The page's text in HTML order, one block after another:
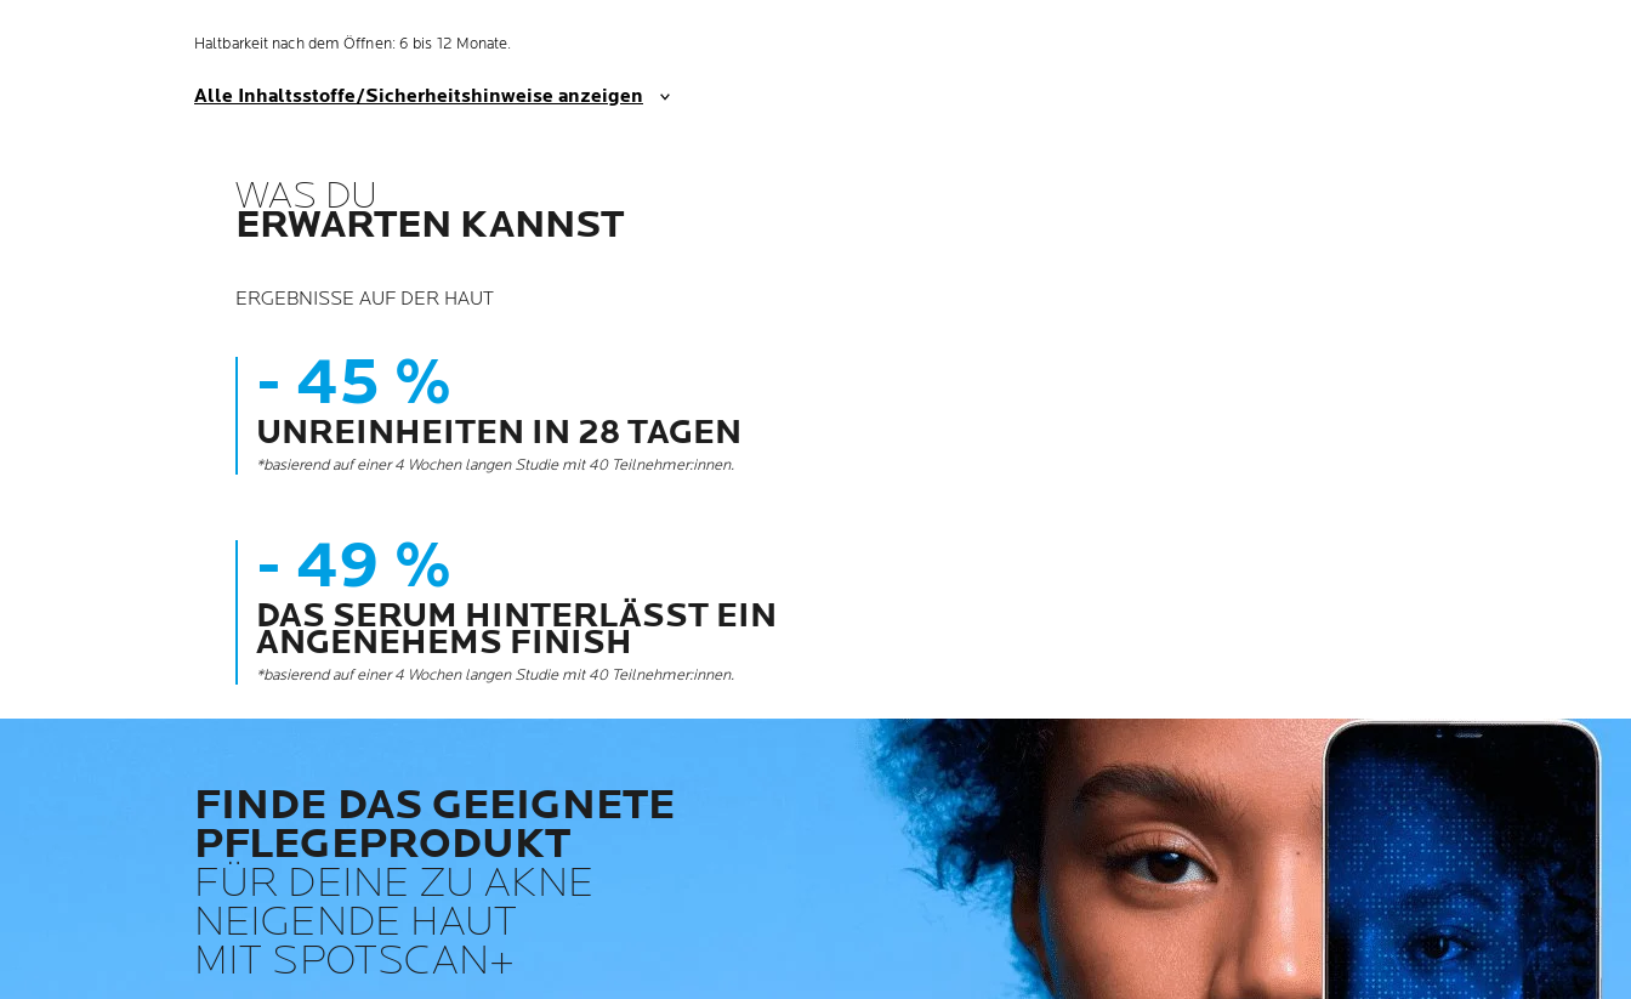
Haltbarkeit nach dem Öffnen: 6 bis 12 Monate.
Alle Inhaltsstoffe/Sicherheitshinweise anzeigen
WAS DU
ERWARTEN KANNST
ERGEBNISSE AUF DER HAUT
- 45 %
UNREINHEITEN IN 28 TAGEN
*basierend auf einer 4 Wochen langen Studie mit 40 Teilnehmer:innen.
- 49 %
DAS SERUM HINTERLÄSST EIN
ANGENEHEMS FINISH
*basierend auf einer 4 Wochen langen Studie mit 40 Teilnehmer:innen.
FINDE DAS GEEIGNETE
PFLEGEPRODUKT
FÜR DEINE ZU AKNE
NEIGENDE HAUT
MIT SPOTSCAN+